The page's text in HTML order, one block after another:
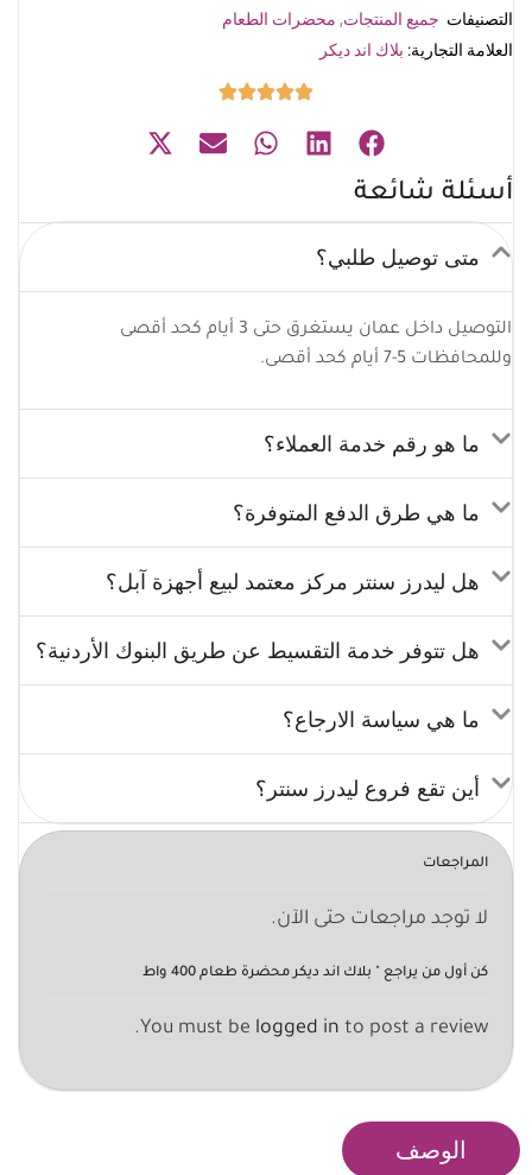
التصنيفات جميع المنتجات, محضرات الطعام
العلامة التجارية: بلاك اند ديكر
أسئلة شائعة
متى توصيل طلبي؟
التوصيل داخل عمان يستغرق حتى 3 أيام كحد أقصى
وللمحافظات 5-7 أيام كحد أقصى.
ما هو رقم خدمة العملاء؟
ما هي طرق الدفع المتوفرة؟
هل ليدرز سنتر مركز معتمد لبيع أجهزة آبل؟
هل تتوفر خدمة التقسيط عن طريق البنوك الأردنية؟
ما هي سياسة الارجاع؟
أين تقع فروع ليدرز سنتر؟
المراجعات
لا توجد مراجعات حتى الآن.
كن أول من يراجع " بلاك اند ديكر محضرة طعام 400 واط
You must be logged in to post a review.
الوصف